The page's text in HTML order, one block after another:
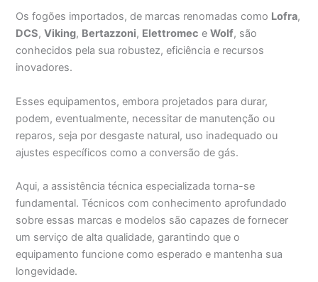
Os fogões importados, de marcas renomadas como Lofra,
DCS,Viking, Bertazzoni, Elettromec eWolf, são
conhecidos pela sua robustez, eficiência e recursos
inovadores.
Esses equipamentos, embora projetados para durar,
podem, eventualmente, necessitar de manutenção ou
reparos, seja por desgaste natural, uso inadequado ou
ajustes específicos como a conversão de gás.
Aqui, a assistência técnica especializada torna-se
fundamental. Técnicos com conhecimento aprofundado
sobre essas marcas e modelos são capazes de fornecer
um serviço de alta qualidade, garantindo que o
equipamento funcione como esperado e mantenha sua
longevidade.